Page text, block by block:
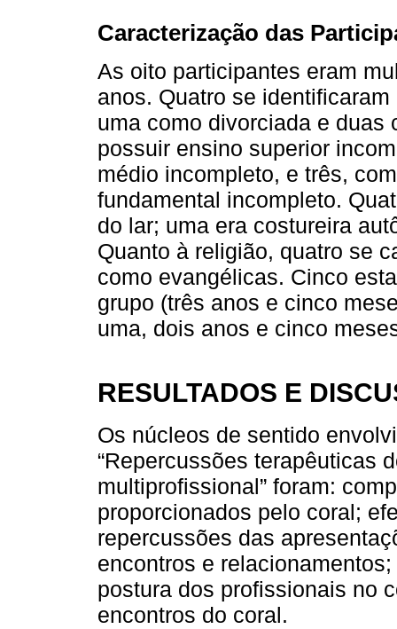
Caracterização das
As oito participantes eram
anos. Quatro se
uma como divorciada e duas
possuir ensino superior
médio incompleto, e três,
fundamental incompleto.
do lar; uma era costureira
Quanto à religião, quatro se
como evangélicas. Cinco
grupo (três anos e cinco
uma, dois anos e cinco
RESULTADOS E
Os núcleos de sentido
“Repercussões terapêuticas
multiprofissional” foram:
proporcionados pelo coral;
repercussões das
encontros e
postura dos profissionais no
encontros do coral.